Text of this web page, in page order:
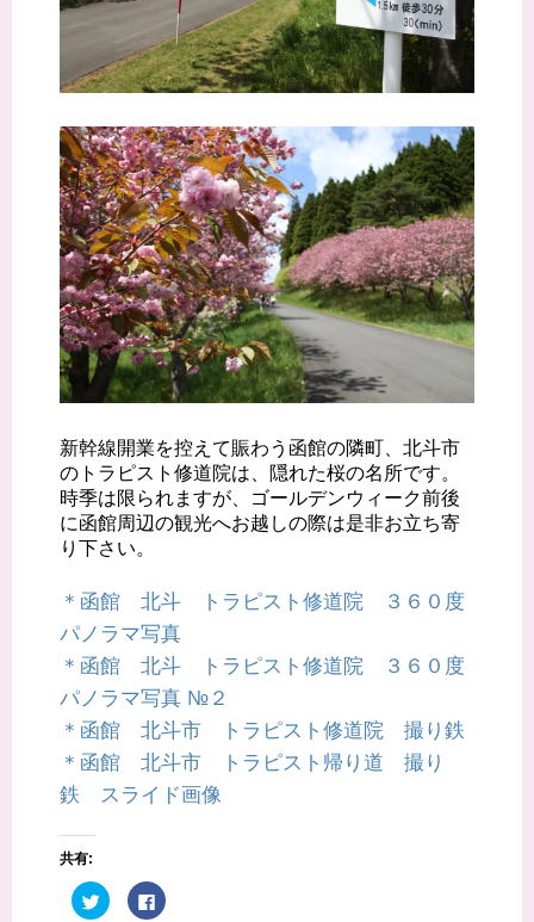
新幹線開業を控えて賑わう函館の隣町、北斗市
のトラピスト修道院は、隠れた桜の名所です。
時季は限られますが、ゴールデンウィーク前後
に函館周辺の観光へお越しの際は是非お立ち寄
り下さい。
＊函館 北斗 トラピスト修道院 ３６０度
パノラマ写真
＊函館 北斗 トラピスト修道院 ３６０度
パノラマ写真 №２
＊函館 北斗市 トラピスト修道院 撮り鉄
＊函館 北斗市 トラピスト帰り道 撮り
鉄 スライド画像
共有:
ク
リ
F
a